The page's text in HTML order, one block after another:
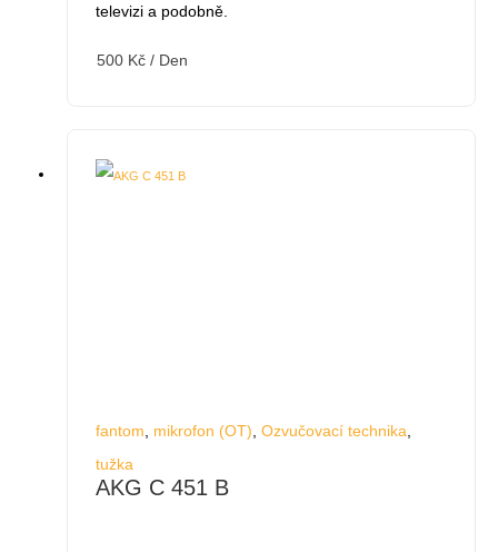
televizi a podobně.
500 Kč / Den
fantom mikrofon (OT) Ozvučovací technika
tužka
AKG C 451 B